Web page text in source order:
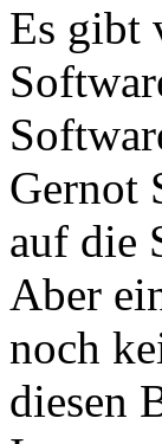
Es gibt
Gernot
auf die
Aber
noch
diesen